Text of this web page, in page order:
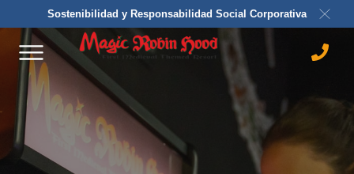
Sostenibilidad y Responsabilidad Social Corporativa